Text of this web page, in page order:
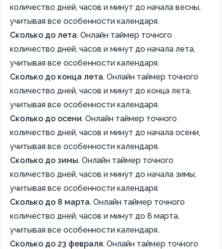
количество дней, часов и минут до начала весны,
учитывая все особенности календаря.
Сколько до лета. Онлайн таймер точного
количество дней, часов и минут до начала лета,
учитывая все особенности календаря.
Сколько до конца лета. Онлайн таймер точного
количество дней, часов и минут до конца лета,
учитывая все особенности календаря.
Сколько до осени. Онлайн таймер точного
количество дней, часов и минут до начала осени,
учитывая все особенности календаря.
Сколько до зимы. Онлайн таймер точного
количество дней, часов и минут до начала зимы,
учитывая все особенности календаря.
Сколько до 8 марта. Онлайн таймер точного
количество дней, часов и минут до 8 марта,
учитывая все особенности календаря.
Сколько до 23 февраля. Онлайн таймер точного